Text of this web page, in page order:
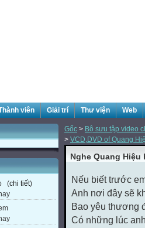
viên Giải trí Thư viện Web
(chi tiết)
Gốc > Bộ sưu tập video
> VCD,DVD of Quang
Nghe Quang
Nếu biết trước
Anh nơi đây sẽ
Bao yêu thương
Có những lúc